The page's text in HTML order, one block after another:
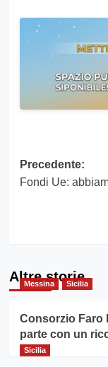
articolo
Precedente:
Fondi Ue:
Altre storie
Messina Sicilia
Consorzio Faro
parte con un
Sicilia